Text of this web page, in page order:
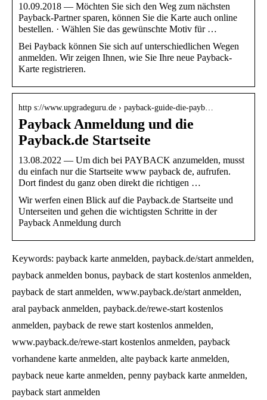
10.09.2018 — Möchten Sie sich den Weg zum nächsten
Payback-Partner sparen, können Sie die Karte auch online
bestellen. · Wählen Sie das gewünschte Motiv für …
Bei Payback können Sie sich auf unterschiedlichen Wegen
anmelden. Wir zeigen Ihnen, wie Sie Ihre neue Payback-
Karte registrieren.
http s://www.upgradeguru.de › payback-guide-die-payb…
Payback Anmeldung und die
Payback.de Startseite
13.08.2022 — Um dich bei PAYBACK anzumelden, musst
du einfach nur die Startseite www payback de, aufrufen.
Dort findest du ganz oben direkt die richtigen …
Wir werfen einen Blick auf die Payback.de Startseite und
Unterseiten und gehen die wichtigsten Schritte in der
Payback Anmeldung durch
Keywords: payback karte anmelden, payback.de/start anmelden,
payback anmelden bonus, payback de start kostenlos anmelden,
payback de start anmelden, www.payback.de/start anmelden,
aral payback anmelden, payback.de/rewe-start kostenlos
anmelden, payback de rewe start kostenlos anmelden,
www.payback.de/rewe-start kostenlos anmelden, payback
vorhandene karte anmelden, alte payback karte anmelden,
payback neue karte anmelden, penny payback karte anmelden,
payback start anmelden